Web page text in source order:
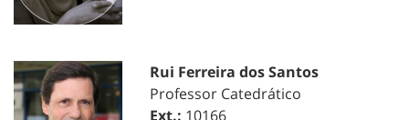
Rui Ferreira dos Santos
Professor Catedrático
Ext.: 10166